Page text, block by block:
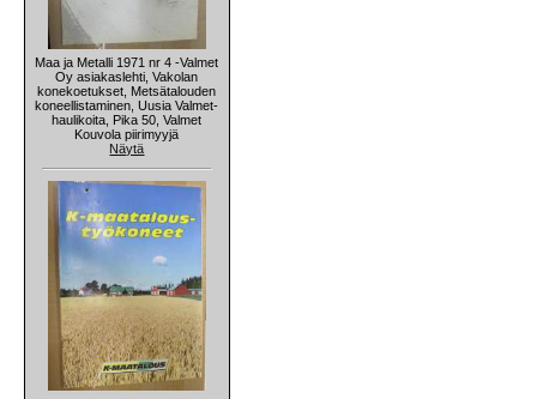
Maa ja Metalli 1971 nr 4 -Valmet
Oy asiakaslehti, Vakolan
konekoetukset, Metsätalouden
koneellistaminen, Uusia Valmet-
haulikoita, Pika 50, Valmet
Kouvola piirimyyjä
Näytä